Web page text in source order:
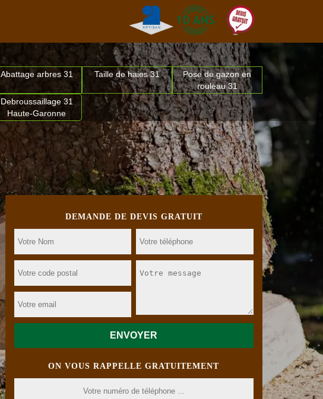
Abattage arbres 31 Taille de haies 31
Pose de gazon en
rouleau 31
Debroussaillage 31
Haute-Garonne
DEMANDE DE DEVIS GRATUIT
ON VOUS RAPPELLE GRATUITEMENT